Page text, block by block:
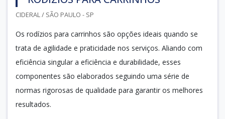
CIDERAL / SÃO PAULO - SP
Os rodízios para carrinhos são opções ideais quando se
trata de agilidade e praticidade nos serviços. Aliando com
eficiência singular a eficiência e durabilidade, esses
componentes são elaborados seguindo uma série de
normas rigorosas de qualidade para garantir os melhores
resultados.